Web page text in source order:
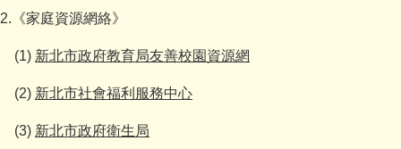
2.《家庭資源網絡》
(1) 新北市政府教育局友善校園資源網
(2) 新北市社會福利服務中心
(3) 新北市政府衛生局